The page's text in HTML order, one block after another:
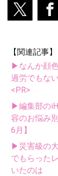
【関連記事】
▶なんか顔
過労でもな
<PR>
▶編集部の
容のお悩み
6月】
▶災害級の
でもらった
いたのは